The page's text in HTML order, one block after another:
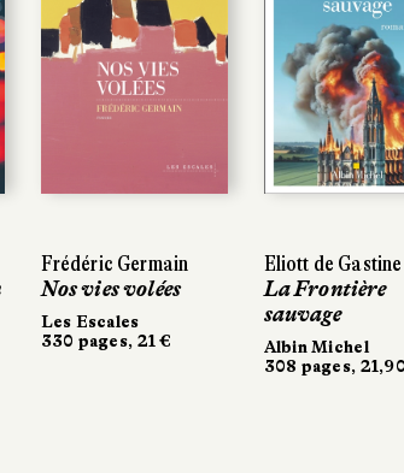
Frédéric Germain
Nos vies volées
Les Escales
330 pages, 21 €
Eliott de
La Frontière
sauvage
Albin Michel
308 pages,
Frédéric Germain
Nos vies volées
Les Escales
330 pages, 21 €
Eliott de
La Frontière
sauvage
Albin Michel
308 pages,